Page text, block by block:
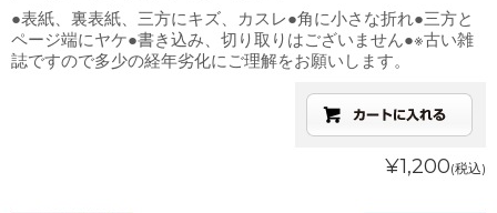
●表紙、裏表紙、三方にキズ、カスレ●角に小さな折れ●三方と
ページ端にヤケ●書き込み、切り取りはございません●※古い雑
誌ですので多少の経年劣化にご理解をお願いします。
¥1,200(税込)